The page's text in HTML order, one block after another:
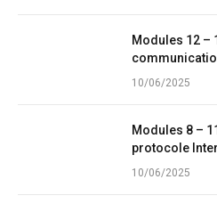
Modules 12 –
10/06/2025
Modules 8 –
protocole
10/06/2025